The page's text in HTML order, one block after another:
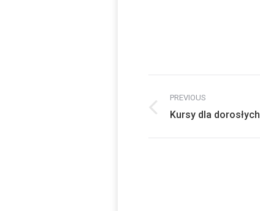
navigation
PREVIOUS
Previous
Kursy dla dorosłych